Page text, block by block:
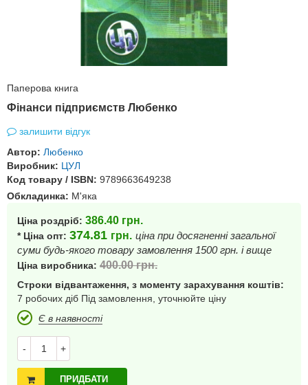
Паперова книга
Фінанси підприємств Любенко
залишити відгук
Автор: Любенко
Виробник: ЦУЛ
Код товару / ISBN: 9789663649238
Обкладинка: М'яка
Ціна роздріб: 386.40 грн.
* Ціна опт: 374.81 грн. ціна при досягненні загальної
суми будь-якого товару замовлення 1500 грн. і вище
Ціна виробника: 400.00грн.
Строки відвантаження, з моменту зарахування коштів:
7 робочих діб Під замовлення, уточнюйте ціну
Є в наявності
- +
ПРИДБАТИ